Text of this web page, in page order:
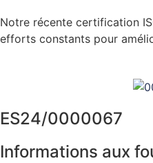
Notre récente certification
efforts constants pour
ES24/0000067
Informations aux